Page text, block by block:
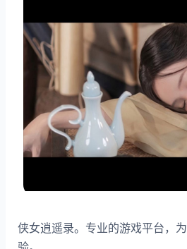
侠女逍遥录。专业的游戏平台，